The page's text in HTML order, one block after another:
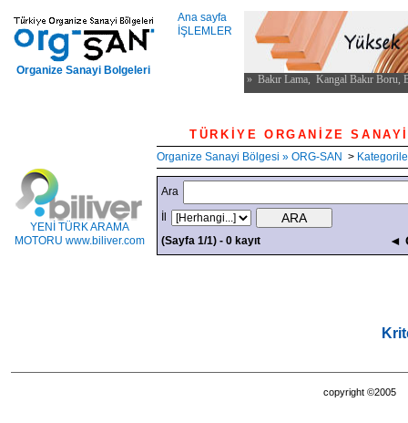
Organize Sanayi Bolgeleri
Ana sayfa
İŞLEMLER
TÜRKİYE
YENİ TÜRK ARAMA
MOTORU www.biliver.com
Organize Sanayi Bölgesi » ORG-SAN >
Ara
(Sayfa 1/1) - 0 kayıt
◄
copyright